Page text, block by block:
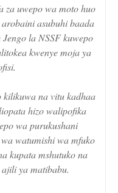
za uwepo wa moto huo
asubuhi baada
la NSSF kuwepo
kwenye moja ya
na vitu kadhaa
hizo walipofika
wa purukushani
watumishi wa mfuko
kupata mshutuko na
ya matibabu.